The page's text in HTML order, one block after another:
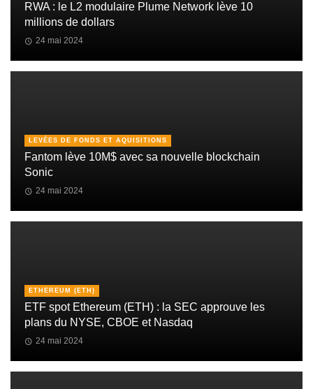
RWA : le L2 modulaire Plume Network lève 10
millions de dollars
24 mai 2024
LEVÉES DE FONDS ET AQUISITIONS
Fantom lève 10M$ avec sa nouvelle blockchain
Sonic
24 mai 2024
ETHEREUM (ETH)
ETF spot Ethereum (ETH) : la SEC approuve les
plans du NYSE, CBOE et Nasdaq
24 mai 2024